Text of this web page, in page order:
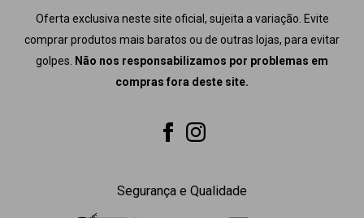
Oferta exclusiva neste site oficial, sujeita a variação. Evite
comprar produtos mais baratos ou de outras lojas, para evitar
golpes.
Não nos responsabilizamos por problemas em
compras fora deste site.
Segurança e Qualidade